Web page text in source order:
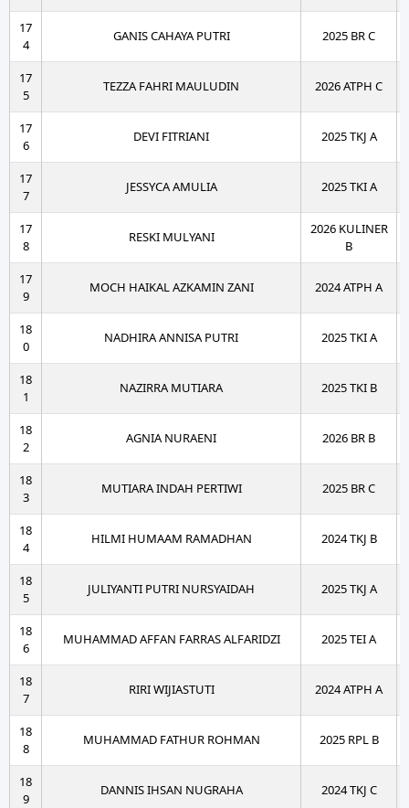
17
4
GANIS CAHAYA PUTRI 2025 BR C
17
5
TEZZA FAHRI MAULUDIN 2026 ATPH C
17
6
DEVI FITRIANI 2025 TKJ A
17
7
JESSYCA AMULIA 2025 TKI A
17
8
RESKI MULYANI
2026 KULINER
B
17
9
MOCH HAIKAL AZKAMIN ZANI 2024 ATPH A
18
0
NADHIRA ANNISA PUTRI 2025 TKI A
18
1
NAZIRRA MUTIARA 2025 TKI B
18
2
AGNIA NURAENI 2026 BR B
18
3
MUTIARA INDAH PERTIWI 2025 BR C
18
4
HILMI HUMAAM RAMADHAN 2024 TKJ B
18
5
JULIYANTI PUTRI NURSYAIDAH 2025 TKJ A
18
6
MUHAMMAD AFFAN FARRAS ALFARIDZI 2025 TEI A
18
7
RIRI WIJIASTUTI 2024 ATPH A
18
8
MUHAMMAD FATHUR ROHMAN 2025 RPL B
18
9
DANNIS IHSAN NUGRAHA 2024 TKJ C